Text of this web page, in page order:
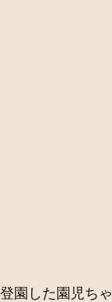
園した園児ちゃ